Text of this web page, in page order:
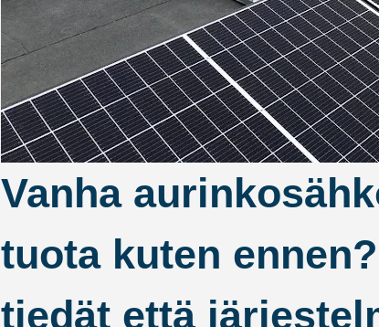
Vanha
tuota kuten
tiedät että